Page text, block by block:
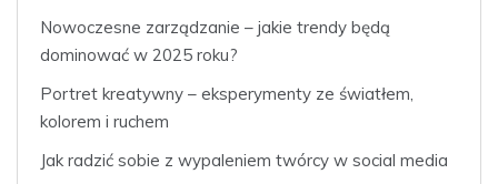
Nowoczesne zarządzanie – jakie trendy będą
dominować w 2025 roku?
Portret kreatywny – eksperymenty ze światłem,
kolorem i ruchem
Jak radzić sobie z wypaleniem twórcy w social media